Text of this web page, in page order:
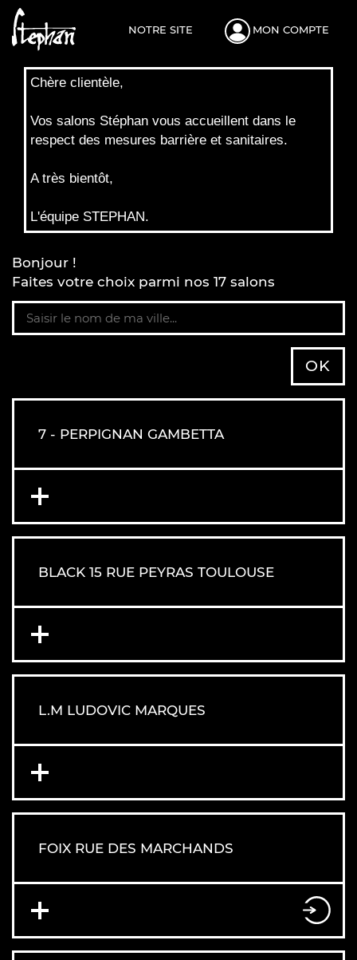
NOTRE SITE MON COMPTE
Chère clientèle,
Vos salons Stéphan vous accueillent dans le
respect des mesures barrière et sanitaires.
A très bientôt,
L'équipe STEPHAN.
Bonjour !
Faites votre choix parmi nos 17 salons
OK
7 - PERPIGNAN GAMBETTA
BLACK 15 RUE PEYRAS TOULOUSE
L.M LUDOVIC MARQUES
FOIX RUE DES MARCHANDS